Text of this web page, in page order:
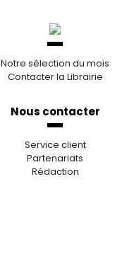
Notre sélection du mois
Contacter la Librairie
Nous contacter
Service client
Partenariats
Rédaction